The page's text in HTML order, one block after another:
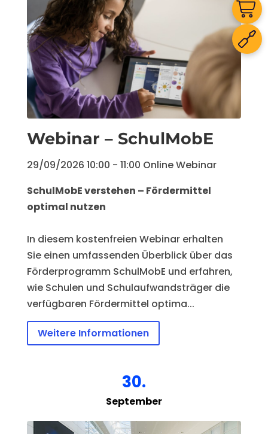
Webinar – SchulMobE
29/09/2026 10:00 - 11:00 Online Webinar
SchulMobE verstehen – Fördermittel
optimal nutzen
In diesem kostenfreien Webinar erhalten
Sie einen umfassenden Überblick über das
Förderprogramm SchulMobE und erfahren,
wie Schulen und Schulaufwandsträger die
verfügbaren Fördermittel optima...
Weitere Informationen
30.
September